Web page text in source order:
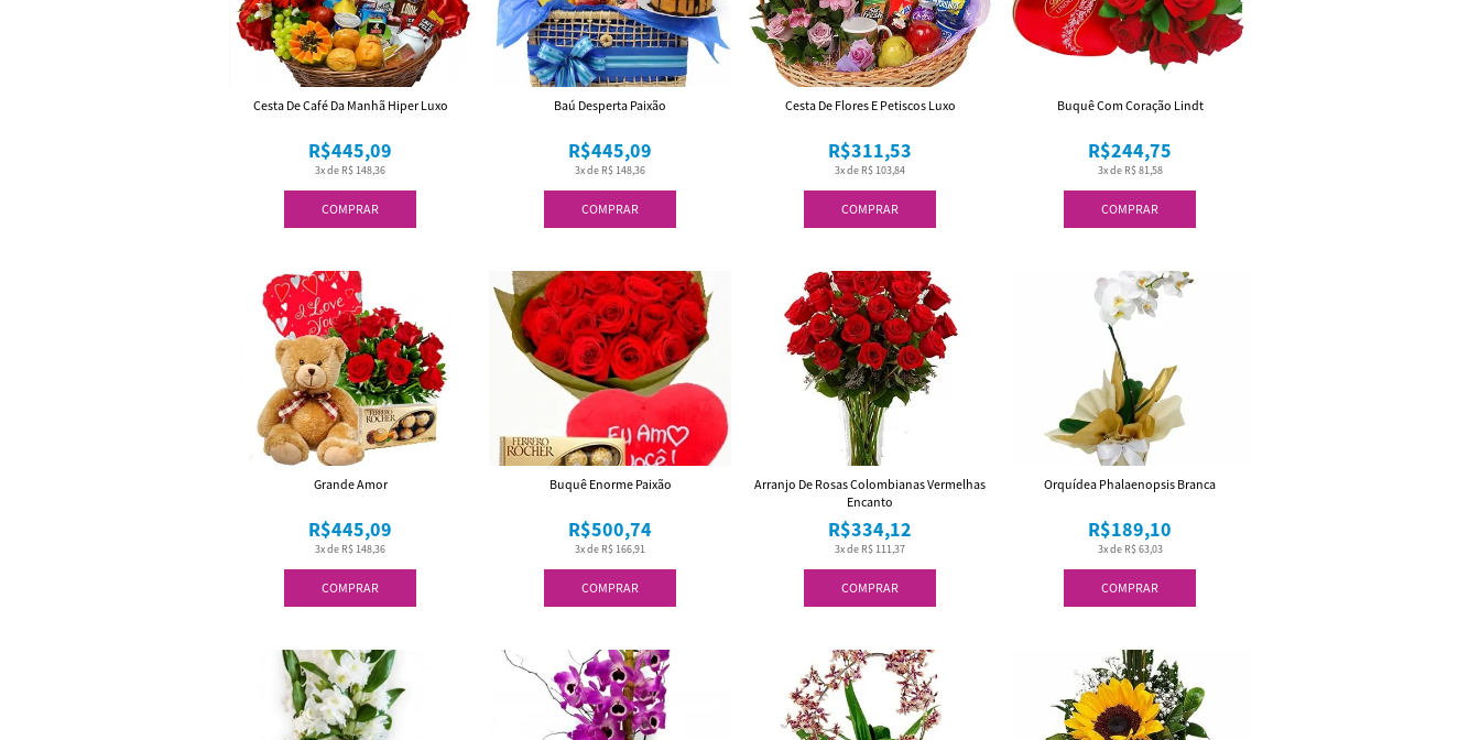
COMPRAR
3x de R$ 148,36
R$445,09
Cesta De Café Da Manhã Hiper Luxo
COMPRAR
3x de R$ 148,36
R$445,09
Baú Desperta Paixão
COMPRAR
3x de R$ 103,84
R$311,53
Cesta De Flores E Petiscos Luxo
COMPRAR
3x de R$ 81,58
R$244,75
Buquê Com Coração Lindt
COMPRAR
3x de R$ 148,36
R$445,09
Grande Amor
COMPRAR
3x de R$ 166,91
R$500,74
Buquê Enorme Paixão
COMPRAR
3x de R$ 111,37
R$334,12
Arranjo De Rosas Colombianas Vermelhas
Encanto
COMPRAR
3x de R$ 63,03
R$189,10
Orquídea Phalaenopsis Branca